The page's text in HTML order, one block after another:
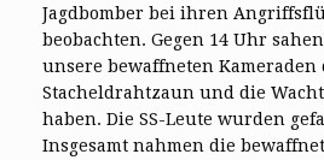
Jagdbomber bei ihren
beobachten. Gegen 14 Uhr
unsere bewaffneten Kameraden
Stacheldrahtzaun und die
haben. Die SS-Leute wurden
Insgesamt nahmen die